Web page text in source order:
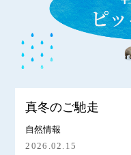
真冬のご馳走
自然情報
2026.02.15